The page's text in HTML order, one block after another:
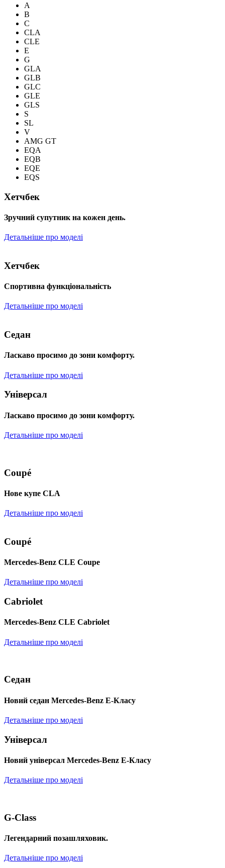
A
B
C
CLA
CLE
E
G
GLA
GLB
GLC
GLE
GLS
S
SL
V
AMG GT
EQA
EQB
EQE
EQS
Хетчбек
Зручний супутник на кожен день.
Детальніше про моделі
Хетчбек
Спортивна функціональність
Детальніше про моделі
Седан
Ласкаво просимо до зони комфорту.
Детальніше про моделі
Універсал
Ласкаво просимо до зони комфорту.
Детальніше про моделі
Coupé
Нове купе CLA
Детальніше про моделі
Coupé
Mercedes-Benz CLE Coupe
Детальніше про моделі
Cabriolet
Mercedes-Benz CLE Cabriolet
Детальніше про моделі
Седан
Новий седан Mercedes-Benz Е-Класу
Детальніше про моделі
Універсал
Новий універсал Mercedes-Benz E-Класу
Детальніше про моделі
G-Class
Легендарний позашляховик.
Детальніше про моделі